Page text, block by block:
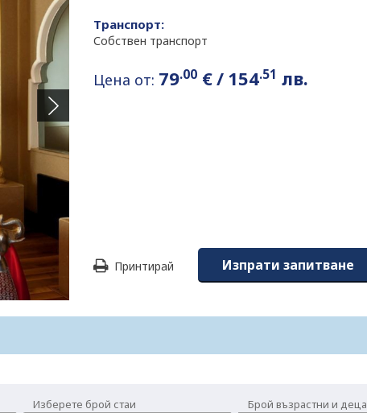
Транспорт:
Собствен транспорт
Цена от: 79.00€/ 154.51 лв.
Принтирай Изпрати запитване
Изберете брой стаи Брой възрастни и деца